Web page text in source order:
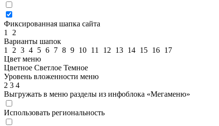
Фиксированная шапка сайта
1
2
Варианты шапок
1
2 3 4 5 6 7 8 9 10 11 12 13 14 15 16 17
Цвет меню
Цветное Светлое Темное
Уровень вложенности меню
2 3 4
Выгружать в меню разделы из инфоблока «Мегаменю»
Использовать региональность